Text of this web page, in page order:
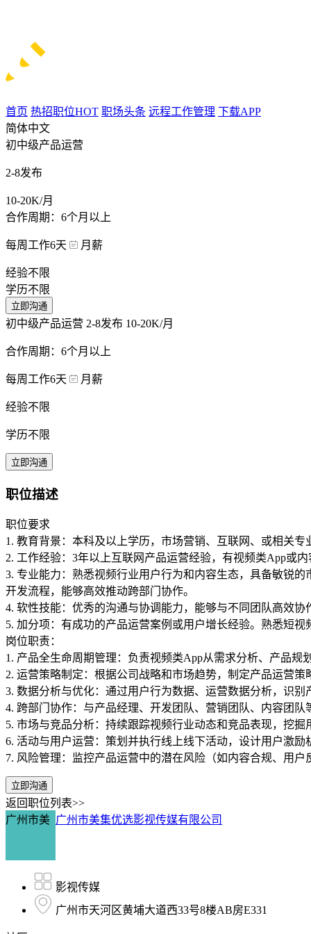
首页 热招职位HOT 职场头条 远程工作管理 下载APP
简体中文
初中级产品运营
2-8发布
10-20K/月
合作周期：6个月以上
每周工作6天 月薪
经验不限
学历不限
立即沟通
初中级产品运营 2-8发布 10-20K/月
合作周期：6个月以上
每周工作6天 月薪
经验不限
学历不限
立即沟通
职位描述
职位要求
1. 教育背景：本科及以上学历，市场营销、互联网、或相关专
2. 工作经验：3年以上互联网产品运营经验，有视频类App或
3. 专业能力：熟悉视频行业用户行为和内容生态，具备敏锐
开发流程，能够高效推动跨部门协作。
4. 软性技能：优秀的沟通与协调能力，能够与不同团队高效
5. 加分项：有成功的产品运营案例或用户增长经验。熟悉短
岗位职责：
1. 产品全生命周期管理：负责视频类App从需求分析、产品
2. 运营策略制定：根据公司战略和市场趋势，制定产品运营
3. 数据分析与优化：通过用户行为数据、运营数据分析，识
4. 跨部门协作：与产品经理、开发团队、营销团队、内容团
5. 市场与竞品分析：持续跟踪视频行业动态和竞品表现，挖
6. 活动与用户运营：策划并执行线上线下活动，设计用户激
7. 风险管理：监控产品运营中的潜在风险（如内容合规、用
立即沟通
返回职位列表>>
广州市美 广州市美集优选影视传媒有限公司
影视传媒
广州市天河区黄埔大道西33号8楼AB房E331